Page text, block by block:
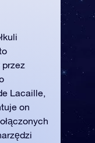
przez
Lacaille,
on